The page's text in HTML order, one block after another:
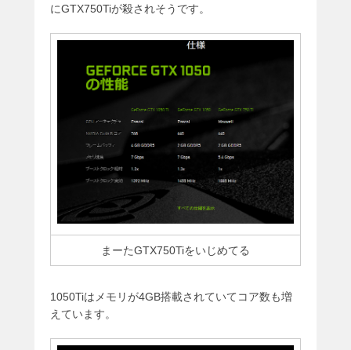
にGTX750Tiが殺されそうです。
まーたGTX750Tiをいじめてる
1050Tiはメモリが4GB搭載されていてコア数も増
えています。